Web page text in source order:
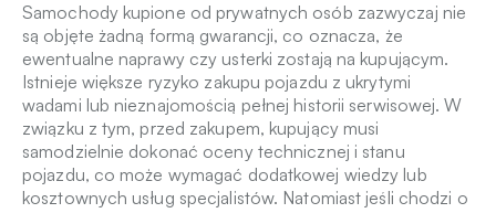
Samochody kupione od prywatnych osób zazwyczaj nie
są objęte żadną formą gwarancji, co oznacza, że
ewentualne naprawy czy usterki zostają na kupującym.
Istnieje większe ryzyko zakupu pojazdu z ukrytymi
wadami lub nieznajomością pełnej historii serwisowej. W
związku z tym, przed zakupem, kupujący musi
samodzielnie dokonać oceny technicznej i stanu
pojazdu, co może wymagać dodatkowej wiedzy lub
kosztownych usług specjalistów. Natomiast jeśli chodzi o